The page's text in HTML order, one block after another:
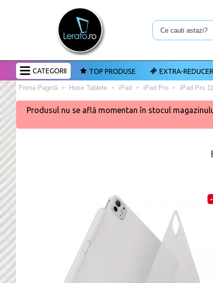
CATEGORII TOP PRODUSE EXTRA-
Prima Pagină Huse Tablete iPad iPad Pro iPad Pro
Produsul nu se află momentan în stocul